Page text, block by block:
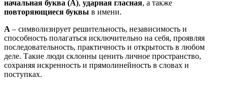
начальная буква (А), ударная гласная, а также
повторяющиеся буквы в имени.
А – символизирует решительность, независимость и
способность полагаться исключительно на себя, проявляя
последовательность, практичность и открытость в любом
деле. Такие люди склонны ценить личное пространство,
сохраняя искренность и прямолинейность в словах и
поступках.